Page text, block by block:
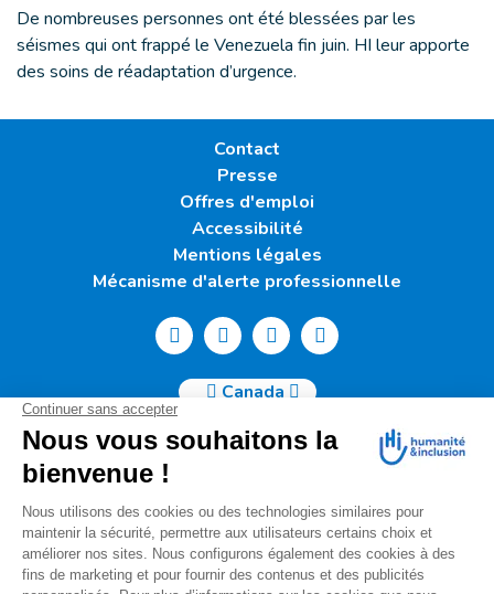
De nombreuses personnes ont été blessées par les
séismes qui ont frappé le Venezuela fin juin. HI leur apporte
des soins de réadaptation d’urgence.
Contact
Presse
Offres d'emploi
Accessibilité
Mentions légales
Mécanisme d'alerte professionnelle
Canada
Humanité & Inclusion Canada | 50, Sainte-Catherine Ouest -
Suite 500b | H2X 3V4 Montréal
info@canada.hi.org